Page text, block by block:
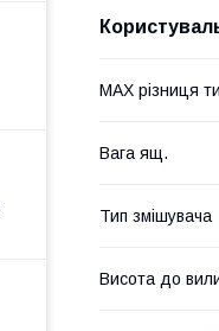
MAX різниця
Вага ящ.
Тип змішувача
Висота до